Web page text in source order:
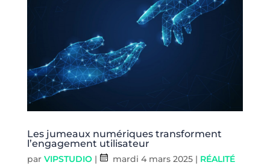
Les jumeaux numériques transforment
l’engagement utilisateur
par VIPSTUDIO| mardi 4 mars 2025| RÉALITÉ